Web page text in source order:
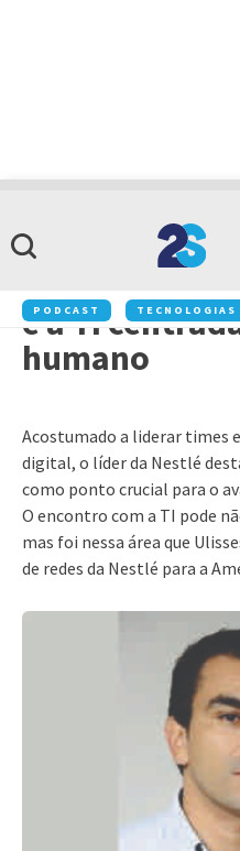
PODCAST TECNOLOGIAS
Série “Líderes
e a TI
humano
Acostumado a liderar times
digital, o líder da Nestlé
como ponto crucial para o
O encontro com a TI pode
mas foi nessa área que
de redes da Nestlé para a